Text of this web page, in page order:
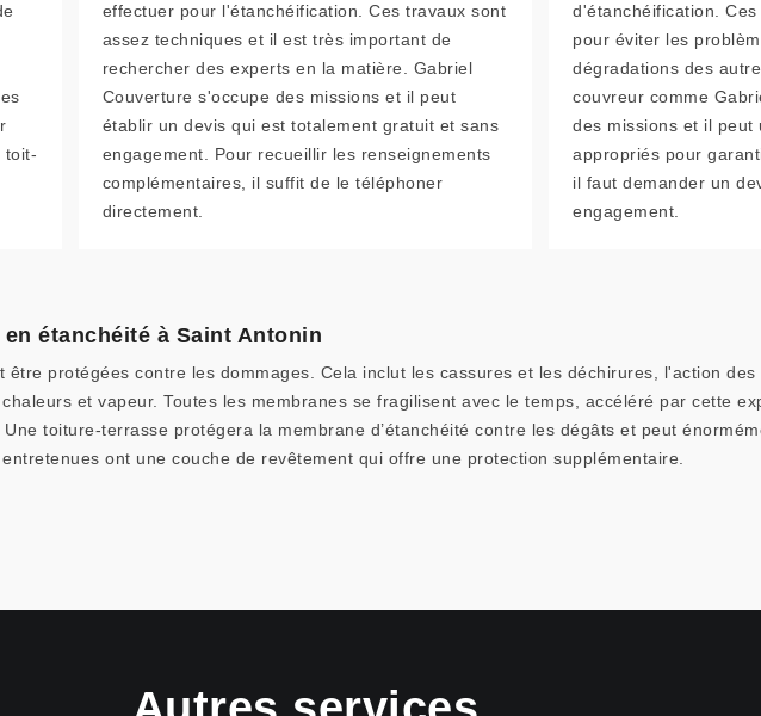
toit-
effectuer pour l'étanchéification. Ces travaux sont
assez techniques et il est très important de
rechercher des experts en la matière. Gabriel
Couverture s'occupe des missions et il peut
établir un devis qui est totalement gratuit et sans
engagement. Pour recueillir les renseignements
complémentaires, il suffit de le téléphoner
directement.
d'étanchéification.
pour éviter les
dégradations des
couvreur comme
des missions et il peut
appropriés pour
il faut demander un
engagement.
étanchéité à Saint Antonin
être protégées contre les dommages. Cela inclut les cassures et les déchirures, l'action
et vapeur. Toutes les membranes se fragilisent avec le temps, accéléré par cette
toiture-terrasse protégera la membrane d’étanchéité contre les dégâts et peut
ont une couche de revêtement qui offre une protection supplémentaire.